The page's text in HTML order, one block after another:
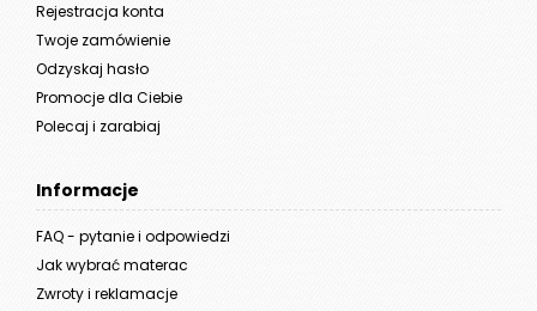
Rejestracja konta
Twoje zamówienie
Odzyskaj hasło
Promocje dla Ciebie
Polecaj i zarabiaj
Informacje
FAQ - pytanie i odpowiedzi
Jak wybrać materac
Zwroty i reklamacje